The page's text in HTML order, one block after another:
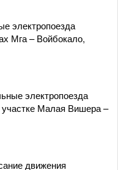
электропоезда
Мга – Войбокало,
электропоезда
Малая Вишера –
движения